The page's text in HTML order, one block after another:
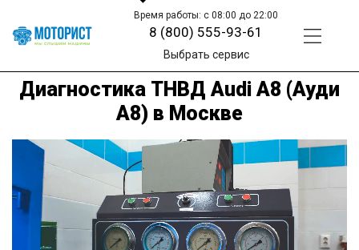
Время работы: с 08:00 до 22:00
8 (800) 555-93-61
Выбрать сервис
Диагностика ТНВД Audi A8 (Ауди
А8) в Москве